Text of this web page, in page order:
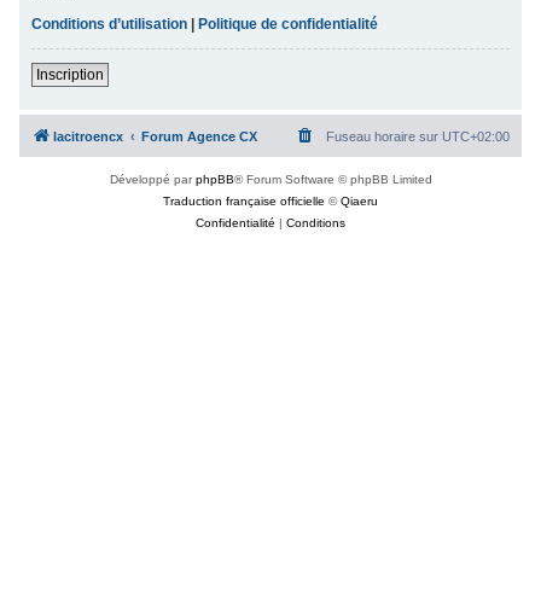
Conditions d’utilisation |Politique de confidentialité
Inscription
lacitroencx Forum Agence CX Fuseau horaire sur UTC+02:00
Développé parphpBB® Forum Software © phpBB Limited
Traduction française officielle ©Qiaeru
Confidentialité | Conditions